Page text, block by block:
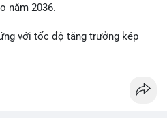
năm 2036.
với tốc độ tăng trưởng kép
xây dựng và hạ tầng.